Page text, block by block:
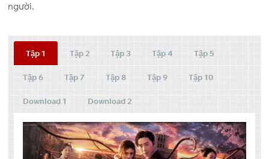
người.
Tập 1 Tập 2 Tập 3 Tập 4 Tập 5
Tập 6 Tập 7 Tập 8 Tập 9 Tập 10
Download 1 Download 2